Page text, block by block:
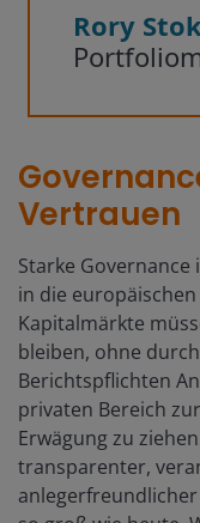
Rory
Vertrauen
Starke
in die
Kapitalmärkte
bleiben, ohne
Berichtspflichten
privaten Bereich
Erwägung zu
transparenter,